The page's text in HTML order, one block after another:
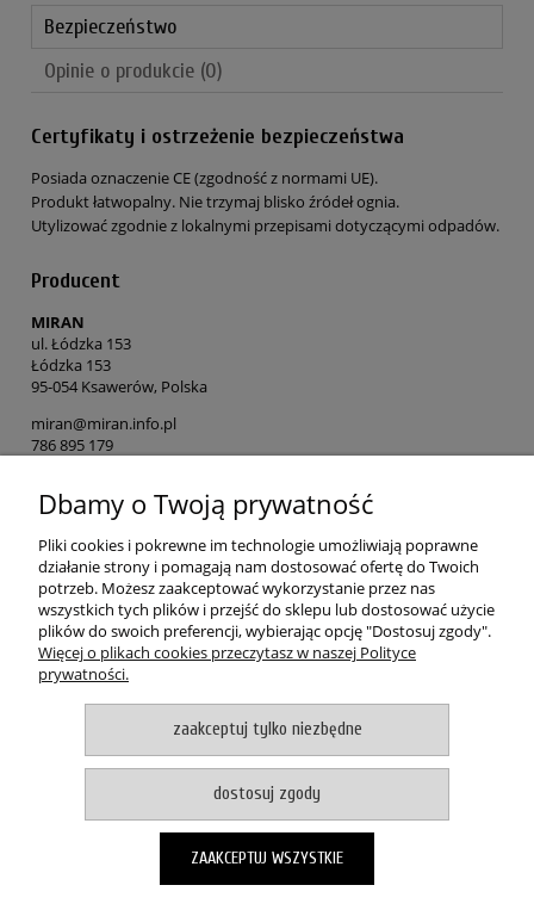
Bezpieczeństwo
Opinie o produkcie (0)
Certyfikaty i ostrzeżenie bezpieczeństwa
Posiada oznaczenie CE (zgodność z normami UE).
Produkt łatwopalny. Nie trzymaj blisko źródeł ognia.
Utylizować zgodnie z lokalnymi przepisami dotyczącymi odpadów.
Producent
MIRAN
ul. Łódzka 153
Łódzka 153
95-054 Ksawerów, Polska
miran@miran.info.pl
786 895 179
Osoba odpowiedzialna na terenie UE
MIRAN
ul. Łódzka 153
90-054 Ksawerów, Polska
miran@miran.info.pl
786 895 179
POMOC
MOJE KONTO
PŁATNOŚCI I DOSTAWA
O NAS
Dbamy o Twoją prywatność
Pliki cookies i pokrewne im technologie umożliwiają poprawne
działanie strony i pomagają nam dostosować ofertę do Twoich
potrzeb. Możesz zaakceptować wykorzystanie przez nas
wszystkich tych plików i przejść do sklepu lub dostosować użycie
plików do swoich preferencji, wybierając opcję "Dostosuj zgody".
Więcej o plikach cookies przeczytasz w naszej Polityce
prywatności.
zaakceptuj tylko niezbędne
dostosuj zgody
ZAAKCEPTUJ WSZYSTKIE